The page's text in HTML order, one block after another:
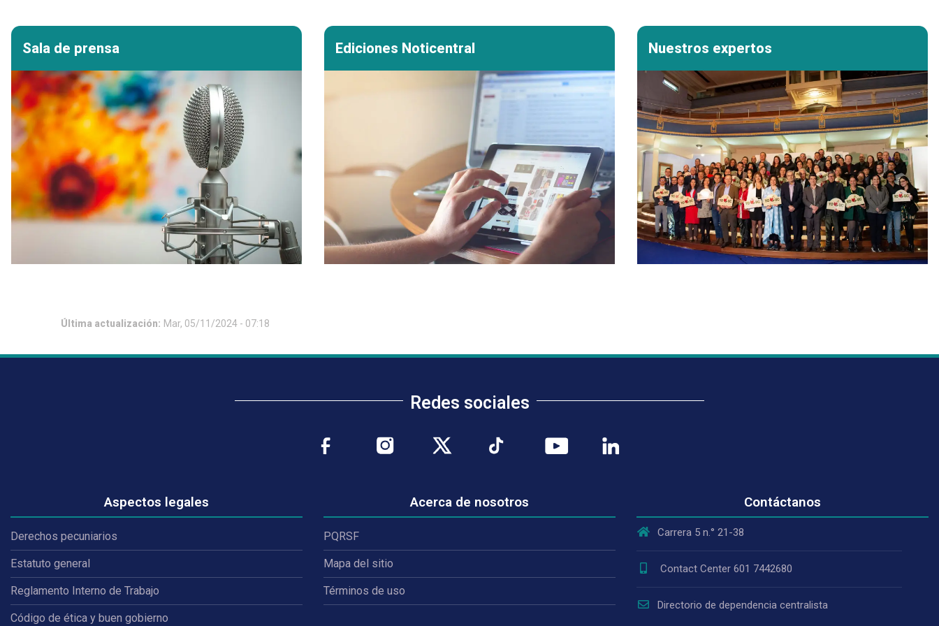
Sala de prensa Ediciones Noticentral Nuestros expertos
Última actualización: Mar, 05/11/2024 - 07:18
Redes sociales
Aspectos legales
Derechos pecuniarios
Estatuto general
Reglamento Interno de Trabajo
Código de ética y buen gobierno
Acerca de nosotros
PQRSF
Mapa del sitio
Términos de uso
Contáctanos
Carrera 5 n.° 21-38
Contact Center 601 7442680
Directorio de dependencia centralista